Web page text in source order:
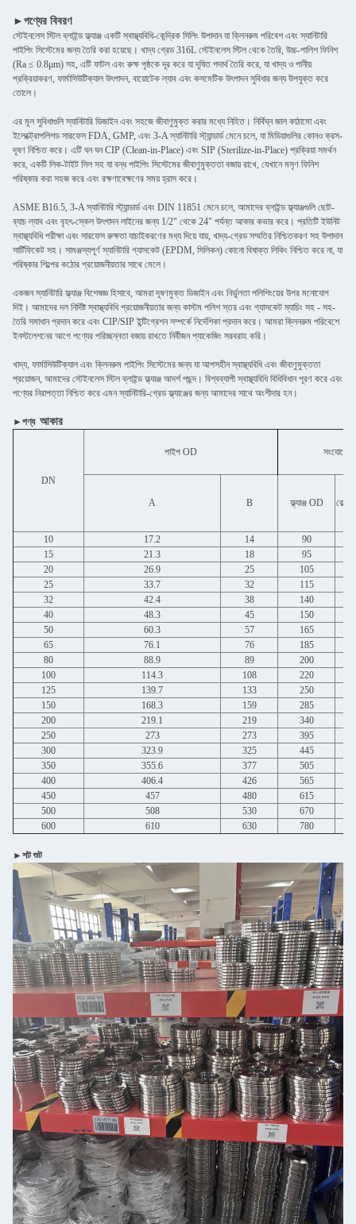
►পণ্যের বিবরণ
স্টেইনলেস স্টিল ব্লাইন্ড ফ্ল্যাঞ্জ একটি স্বাস্থ্যবিধি-কেন্দ্রিক সিলিং উপাদান যা ক্লিনরুম পরিবেশ এবং স্যানিটারি
পাইপিং সিস্টেমের জন্য তৈরি করা হয়েছে। খাদ্য গ্রেড 316L স্টেইনলেস স্টিল থেকে তৈরি, উচ্চ-পালিশ ফিনিশ
(Ra ≤ 0.8μm) সহ, এটি ফাটল এবং রুক্ষ পৃষ্ঠকে দূর করে যা দূষিত পদার্থ তৈরি করে, যা খাদ্য ও পানীয়
প্রক্রিয়াকরণ, ফার্মাসিউটিক্যাল উৎপাদন, বায়োটেক ল্যাব এবং কসমেটিক উৎপাদন সুবিধার জন্য উপযুক্ত করে
তোলে।
এর মূল সুবিধাগুলি স্যানিটারি ডিজাইন এবং সহজে জীবাণুমুক্ত করার মধ্যে নিহিত। নির্বিঘ্ন জাল কাঠামো এবং
ইলেক্ট্রোপলিশড সারফেস FDA, GMP, এবং 3-A স্যানিটারি স্ট্যান্ডার্ড মেনে চলে, যা মিডিয়াগুলির কোনও ক্রস-
দূষণ নিশ্চিত করে। এটি ঘন ঘন CIP (Clean-in-Place) এবং SIP (Sterilize-in-Place) প্রক্রিয়া সমর্থন
করে, একটি লিক-টাইট সিল সহ যা বন্ধ পাইপিং সিস্টেমের জীবাণুমুক্ততা বজায় রাখে, যেখানে মসৃণ ফিনিশ
পরিষ্কার করা সহজ করে এবং রক্ষণাবেক্ষণের সময় হ্রাস করে।
ASME B16.5, 3-A স্যানিটারি স্ট্যান্ডার্ড এবং DIN 11851 মেনে চলে, আমাদের ব্লাইন্ড ফ্ল্যাঞ্জগুলি ছোট-
ব্যাচ ল্যাব এবং বৃহৎ-স্কেল উৎপাদন লাইনের জন্য 1/2" থেকে 24" পর্যন্ত আকার কভার করে। প্রতিটি ইউনিট
স্বাস্থ্যবিধি পরীক্ষা এবং সারফেস রুক্ষতা যাচাইকরণের মধ্য দিয়ে যায়, খাদ্য-গ্রেড সম্মতির নিশ্চিতকরণ সহ উপাদান
সার্টিফিকেট সহ। সামঞ্জস্যপূর্ণ স্যানিটারি গ্যাসকেট (EPDM, সিলিকন) কোনো বিষাক্ত লিকিং নিশ্চিত করে না, যা
পরিষ্কার শিল্পের কঠোর প্রয়োজনীয়তার সাথে মেলে।
একজন স্যানিটারি ফ্ল্যাঞ্জ বিশেষজ্ঞ হিসাবে, আমরা দূষণমুক্ত ডিজাইন এবং নির্ভুলতা পলিশিংয়ের উপর মনোযোগ
দিই। আমাদের দল নির্দিষ্ট স্বাস্থ্যবিধি প্রয়োজনীয়তার জন্য কাস্টম পলিশ স্তর এবং গ্যাসকেট ম্যাচিং সহ - সহ-
তৈরি সমাধান প্রদান করে এবং CIP/SIP ইন্টিগ্রেশন সম্পর্কে নির্দেশিকা প্রদান করে। আমরা ক্লিনরুম পরিবেশে
ইনস্টলেশনের আগে পণ্যের পরিচ্ছন্নতা বজায় রাখতে নির্বীজন প্যাকেজিং সরবরাহ করি।
খাদ্য, ফার্মাসিউটিক্যাল এবং ক্লিনরুম পাইপিং সিস্টেমের জন্য যা আপসহীন স্বাস্থ্যবিধি এবং জীবাণুমুক্ততা
প্রয়োজন, আমাদের স্টেইনলেস স্টিল ব্লাইন্ড ফ্ল্যাঞ্জ আদর্শ পছন্দ। বিশ্বব্যাপী স্বাস্থ্যবিধি বিধিবিধান পূরণ করে এবং
পণ্যের নিরাপত্তা নিশ্চিত করে এমন স্যানিটারি-গ্রেড ফ্ল্যাঞ্জের জন্য আমাদের সাথে অংশীদার হন।
►পণ্য আকার
DN
পাইপ OD সংযোগের
A B ফ্ল্যাঞ্জ OD বোল্ট
10 17.2 14
90
15
21.3 18
95
20
26.9 25
105
25
33.7 32
115
32
42.4 38
140
40
48.3 45
150
50
60.3 57
165
65
76.1 76
185
80
88.9 89
200
100
114.3 108
220
125
139.7 133
250
150
168.3 159
285
200
219.1 219
340
250
273 273
395
300
323.9 325
445
350
355.6 377
505
400
406.4 426
565
450
457 480
615
500
508 530
670
600
610 630 780
►শট শুট